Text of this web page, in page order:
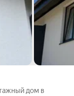
дом в